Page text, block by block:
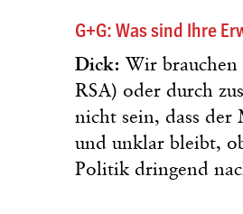
G+G: Was sind Ihre
Dick: Wir
RSA) oder durch
nicht sein, dass der
und unklar bleibt,
Politik dringend